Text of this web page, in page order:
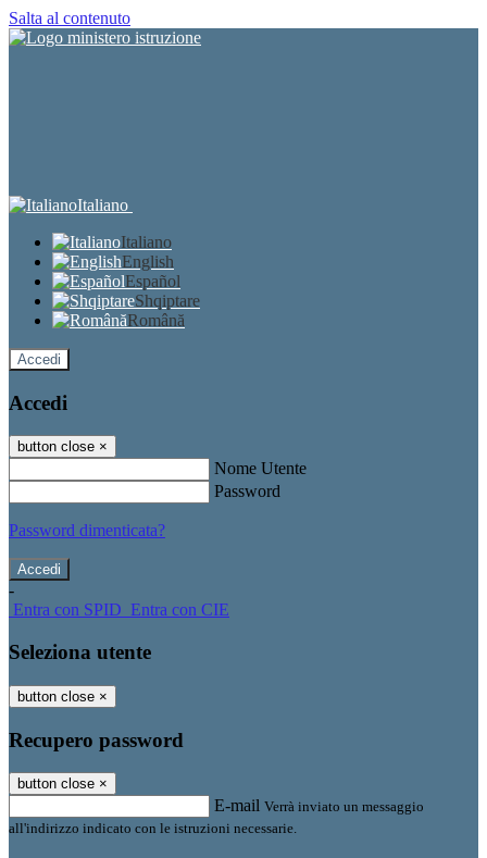
Salta al contenuto
Italiano
Italiano
English
Español
Shqiptare
Română
Accedi
Accedi
button close ×
Nome Utente
Password
Password dimenticata?
-
Entra con SPID Entra con CIE
Seleziona utente
button close ×
Recupero password
button close ×
E-mail Verrà inviato un messaggio
all'indirizzo indicato con le istruzioni necessarie.